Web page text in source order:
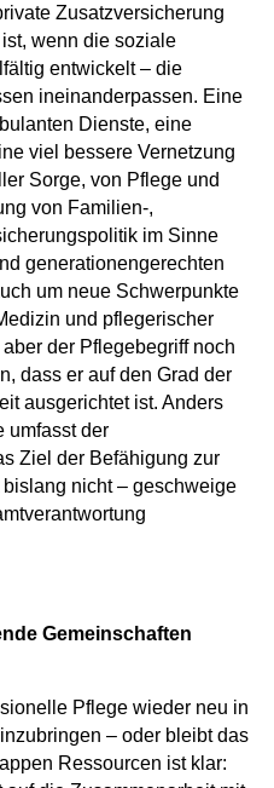
Zusatzversicherung
wenn die soziale
entwickelt – die
ineinanderpassen. Eine
Dienste, eine
viel bessere Vernetzung
Sorge, von Pflege und
von Familien-,
im Sinne
generationengerechten
um neue Schwerpunkte
und pflegerischer
der Pflegebegriff noch
dass er auf den Grad der
ausgerichtet ist. Anders
umfasst der
Ziel der Befähigung zur
nicht – geschweige
Gemeinschaften
Pflege wieder neu in
– oder bleibt das
Ressourcen ist klar: